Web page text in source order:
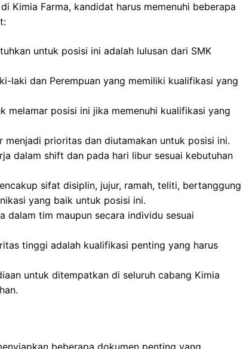
Kimia Farma, kandidat harus memenuhi beberapa
untuk posisi ini adalah lulusan dari SMK
laki dan Perempuan yang memiliki kualifikasi yang
melamar posisi ini jika memenuhi kualifikasi yang
menjadi prioritas dan diutamakan untuk posisi ini.
dalam shift dan pada hari libur sesuai kebutuhan
sifat disiplin, jujur, ramah, teliti, bertanggung
yang baik untuk posisi ini.
dalam tim maupun secara individu sesuai
tinggi adalah kualifikasi penting yang harus
untuk ditempatkan di seluruh cabang Kimia
beberapa dokumen penting yang